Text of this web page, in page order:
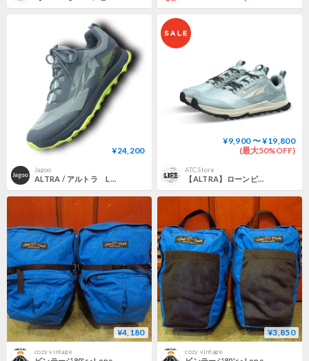
¥24,200
Jagoo
ALTRA / アルトラ LONE PEAK ALL-WTHR LOW even 防水 トレッキングシューズ スニーカー 登山 トレラン トレランシューズ 登山シューズ アウトドア ゼロドロップ
¥9,900 〜 ¥19,800
(最大50%OFF)
ATC Store
【ALTRA】ローンピーク 8 W / Lone Peak 8 W (Mineral Blue)
¥4,180
cozy vintage
¥3,850
cozy vintage